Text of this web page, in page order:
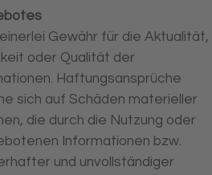
Gewähr für die Aktualität,
oder Qualität der
Haftungsansprüche
sich auf Schäden materieller
die durch die Nutzung oder
Informationen bzw.
und unvollständiger